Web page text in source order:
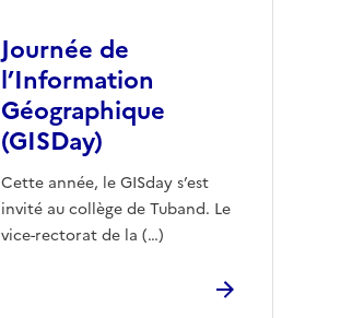
Journée de
l’Information
Géographique
(GISDay)
Cette année, le GISday s’est
invité au collège de Tuband. Le
vice-rectorat de la (…)